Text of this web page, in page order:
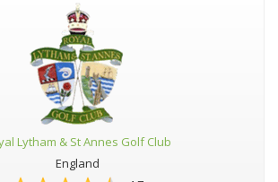
Lytham & St Annes Golf Club
England